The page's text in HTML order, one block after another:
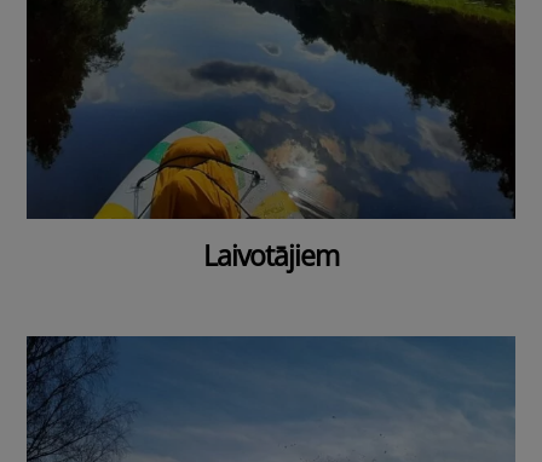
Laivotājiem